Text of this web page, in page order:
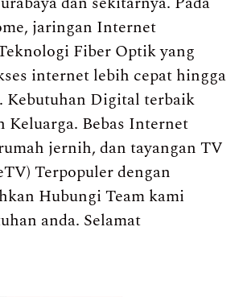
jaringan Internet
Fiber Optik yang
internet lebih cepat hingga
Kebutuhan Digital terbaik
Keluarga. Bebas Internet
jernih, dan tayangan TV
Terpopuler dengan
Hubungi Team kami
anda. Selamat